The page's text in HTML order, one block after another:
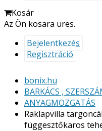
Kosár
Az Ön kosara üres.
Bejelentkezés
Regisztráció
bonix.hu
BARKÁCS ,
ANYAGMOZGATÁS
Raklapvilla
függesztőkaros